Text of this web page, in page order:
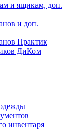
и ящикам, доп.
и доп.
Практик
ДиКом
инвентаря